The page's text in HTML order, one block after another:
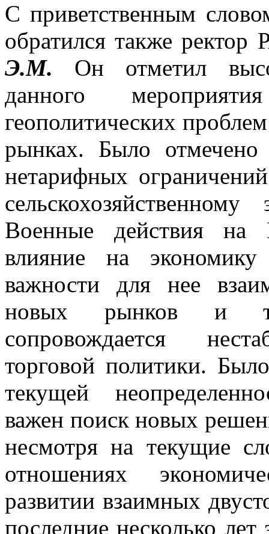
С приветственным
обратился также
Э.М. Он отметил
данного
геополитических
рынках. Было отмечено
нетарифных
Военные действия на
влияние на
важности для нее
новых рынков и
сопровождается
торговой политики.
текущей
важен поиск новых
несмотря на текущие
отношениях
развитии взаимных
последние несколько лет